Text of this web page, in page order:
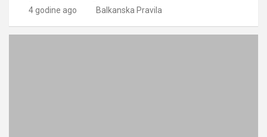
4 godine ago Balkanska Pravila